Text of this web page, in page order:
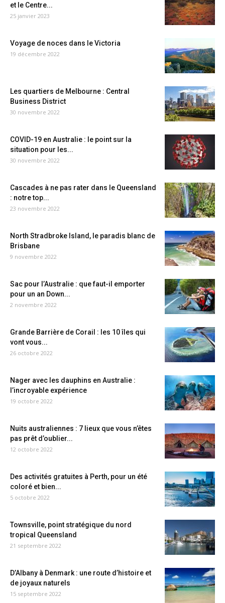
et le Centre...
25 janvier 2023
Voyage de noces dans le Victoria
19 décembre 2022
Les quartiers de Melbourne : Central
Business District
30 novembre 2022
COVID-19 en Australie : le point sur la
situation pour les...
30 novembre 2022
Cascades à ne pas rater dans le Queensland
: notre top...
23 novembre 2022
North Stradbroke Island, le paradis blanc de
Brisbane
9 novembre 2022
Sac pour l’Australie : que faut-il emporter
pour un an Down...
2 novembre 2022
Grande Barrière de Corail : les 10 îles qui
vont vous...
26 octobre 2022
Nager avec les dauphins en Australie :
l’incroyable expérience
19 octobre 2022
Nuits australiennes : 7 lieux que vous n’êtes
pas prêt d’oublier...
12 octobre 2022
Des activités gratuites à Perth, pour un été
coloré et bien...
5 octobre 2022
Townsville, point stratégique du nord
tropical Queensland
21 septembre 2022
D’Albany à Denmark : une route d’histoire et
de joyaux naturels
15 septembre 2022